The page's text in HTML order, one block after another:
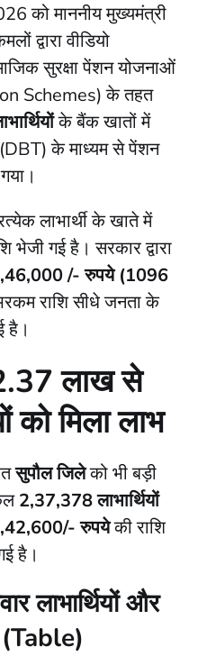
को माननीय मुख्यमंत्री
द्वारा वीडियो
सुरक्षा पेंशन योजनाओं
Schemes) के तहत
के बैंक खातों में
के माध्यम से पेंशन
लाभार्थी के खाते में
भेजी गई है। सरकार द्वारा
/- रुपये (1096
राशि सीधे जनता के
है।
लाख से
को मिला लाभ
सुपौल जिलेको भी बड़ी
2,37,378 लाभार्थियों
रुपयेकी राशि
है।
लाभार्थियों और
(Table)